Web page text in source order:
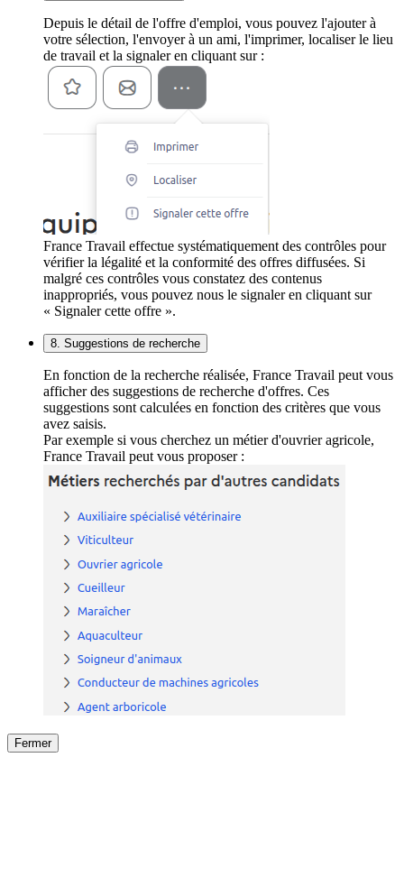
Depuis le détail de l'offre d'emploi, vous pouvez l'ajouter à
votre sélection, l'envoyer à un ami, l'imprimer, localiser le lieu
de travail et la signaler en cliquant sur :
France Travail effectue systématiquement des contrôles pour
vérifier la légalité et la conformité des offres diffusées. Si
malgré ces contrôles vous constatez des contenus
inappropriés, vous pouvez nous le signaler en cliquant sur
« Signaler cette offre ».
8. Suggestions de recherche
En fonction de la recherche réalisée, France Travail peut vous
afficher des suggestions de recherche d'offres. Ces
suggestions sont calculées en fonction des critères que vous
avez saisis.
Par exemple si vous cherchez un métier d'ouvrier agricole,
France Travail peut vous proposer :
Fermer